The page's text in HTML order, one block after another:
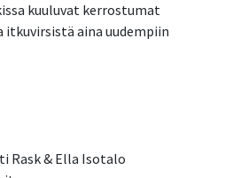
kuuluvat kerrostumat
aina uudempiin
Rask & Ella Isotalo